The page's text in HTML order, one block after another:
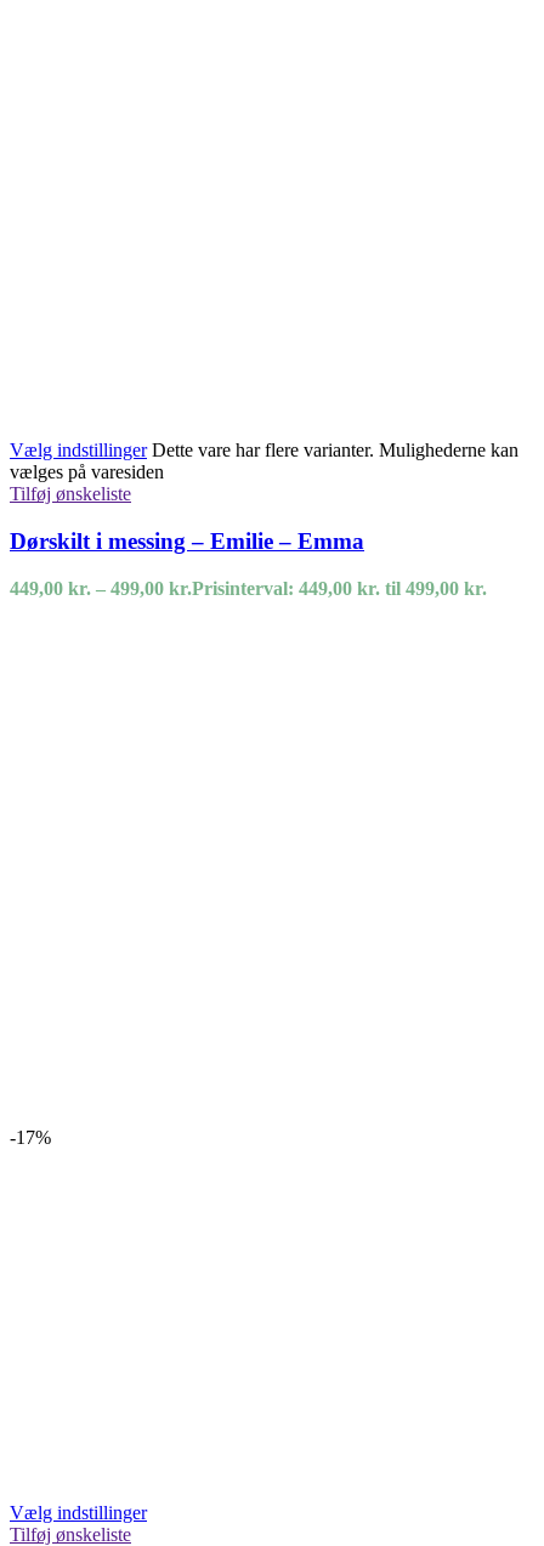
Vælg indstillinger Dette vare har flere varianter. Mulighederne kan
vælges på varesiden
Tilføj ønskeliste
Dørskilt i messing – Emilie – Emma
449,00 kr. – 499,00 kr.Prisinterval: 449,00 kr. til 499,00 kr.
-17%
Vælg indstillinger
Tilføj ønskeliste